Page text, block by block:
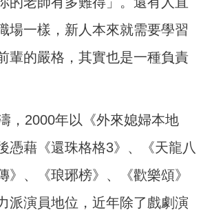
場一樣，新人本來就需要學習
輩的嚴格，其實也是一種負責
，2000年以《外來媳婦本地
憑藉《還珠格格3》、《天龍八
》、《琅琊榜》、《歡樂頌》
派演員地位，近年除了戲劇演